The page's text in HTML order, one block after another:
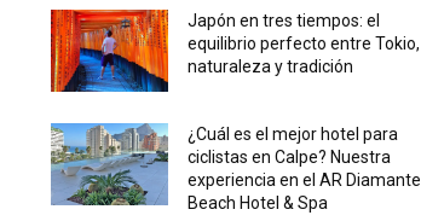
Japón en tres tiempos: el
equilibrio perfecto entre Tokio,
naturaleza y tradición
¿Cuál es el mejor hotel para
ciclistas en Calpe? Nuestra
experiencia en el AR Diamante
Beach Hotel & Spa